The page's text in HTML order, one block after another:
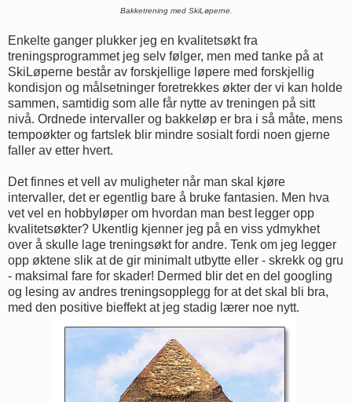
Bakketrening med SkiLøperne.
Enkelte ganger plukker jeg en kvalitetsøkt fra
treningsprogrammet jeg selv følger, men med tanke på at
SkiLøperne består av forskjellige løpere med forskjellig
kondisjon og målsetninger foretrekkes økter der vi kan holde
sammen, samtidig som alle får nytte av treningen på sitt
nivå. Ordnede intervaller og bakkeløp er bra i så måte, mens
tempoøkter og fartslek blir mindre sosialt fordi noen gjerne
faller av etter hvert.
Det finnes et vell av muligheter når man skal kjøre
intervaller, det er egentlig bare å bruke fantasien. Men hva
vet vel en hobbyløper om hvordan man best legger opp
kvalitetsøkter? Ukentlig kjenner jeg på en viss ydmykhet
over å skulle lage treningsøkt for andre. Tenk om jeg legger
opp øktene slik at de gir minimalt utbytte eller - skrekk og gru
- maksimal fare for skader! Dermed blir det en del googling
og lesing av andres treningsopplegg for at det skal bli bra,
med den positive bieffekt at jeg stadig lærer noe nytt.